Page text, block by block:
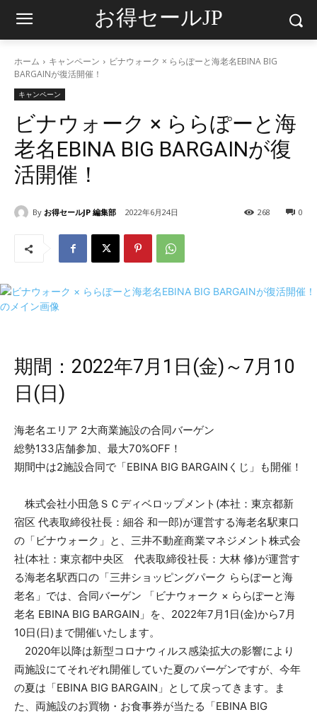
お得セールJP
ホーム キャンペーン
ビナウォーク × ららぽーと海老名EBINA BIG
BARGAINが復活開催！
キャンペーン
ビナウォーク × ららぽーと海
老名EBINA BIG BARGAINが復
活開催！
By お得セールJP 編集部 2022年6月24日 0
268
期間：2022年7月1日(金)～7月10
日(日)
海老名エリア 2大商業施設の合同バーゲン
総勢133店舗参加、最大70%OFF！
期間中は2施設合同で「EBINA BIG BARGAINくじ」も開催！
株式会社小田急ＳＣディベロップメント(本社：東京都新
宿区 代表取締役社長：細谷 和一郎)が運営する海老名駅東口
の「ビナウォーク」と、三井不動産商業マネジメント株式会
社(本社：東京都中央区 代表取締役社長：大林 修)が運営す
る海老名駅西口の「三井ショッピングパーク ららぽーと海
老名」では、合同バーゲン 「ビナウォーク × ららぽーと海
老名 EBINA BIG BARGAIN」を、2022年7月1日(金)から7月
10日(日)まで開催いたします。
2020年以降は新型コロナウィルス感染拡大の影響により
両施設にてそれぞれ開催していた夏のバーゲンですが、今年
の夏は「EBINA BIG BARGAIN」として戻ってきます。ま
た、両施設のお買物・お食事券が当たる「EBINA BIG